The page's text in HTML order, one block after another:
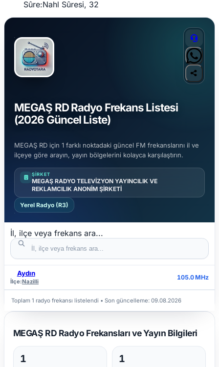
Sûre:Nahl Sûresi, 32
MEGAŞ RD Radyo Frekans Listesi
(2026 Güncel Liste)
MEGAŞ RD için 1 farklı noktadaki güncel FM frekanslarını il ve
ilçeye göre arayın, yayın bölgelerini kolayca karşılaştırın.
ŞIRKET
MEGAŞ RADYO TELEVİZYON YAYINCILIK VE
REKLAMCILIK ANONİM ŞİRKETİ
Yerel Radyo (R3)
İl, ilçe veya frekans ara...
İL
Aydın
İlçe:Nazilli
105.0 MHz
Toplam 1 radyo frekansı listelendi • Son güncelleme:09.08.2026
MEGAŞ RD Radyo Frekansları ve Yayın Bilgileri
1 1